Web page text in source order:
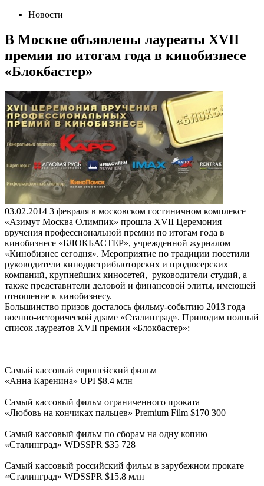
Новости
В Москве объявлены лауреаты XVII
премии по итогам года в кинобизнесе
«Блокбастер»
03.02.2014 3 февраля в московском гостиничном комплексе
«Азимут Москва Олимпик» прошла ХVII Церемония
вручения профессиональной премии по итогам года в
кинобизнесе «БЛОКБАСТЕР», учрежденной журналом
«Кинобизнес сегодня». Мероприятие по традиции посетили
руководители кинодистрибьюторских и продюсерских
компаний, крупнейших киносетей, руководители студий, а
также представители деловой и финансовой элиты, имеющей
отношение к кинобизнесу.
Большинство призов досталось фильму-событию 2013 года —
военно-исторической драме «Сталинград». Приводим полный
список лауреатов XVII премии «Блокбастер»:
Самый кассовый европейский фильм
«Анна Каренина» UPI $8.4 млн
Самый кассовый фильм ограниченного проката
«Любовь на кончиках пальцев» Premium Film $170 300
Самый кассовый фильм по сборам на одну копию
«Сталинград» WDSSPR $35 728
Самый кассовый российский фильм в зарубежном прокате
«Сталинград» WDSSPR $15.8 млн